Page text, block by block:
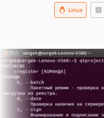
Linux